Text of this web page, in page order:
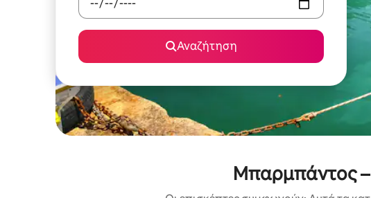
Αναζήτηση
Μπαρμπάντος –